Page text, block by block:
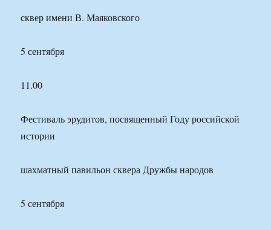
сквер имени В. Маяковского
5 сентября
11.00
Фестиваль эрудитов, посвященный Году российской
истории
шахматный павильон сквера Дружбы народов
5 сентября